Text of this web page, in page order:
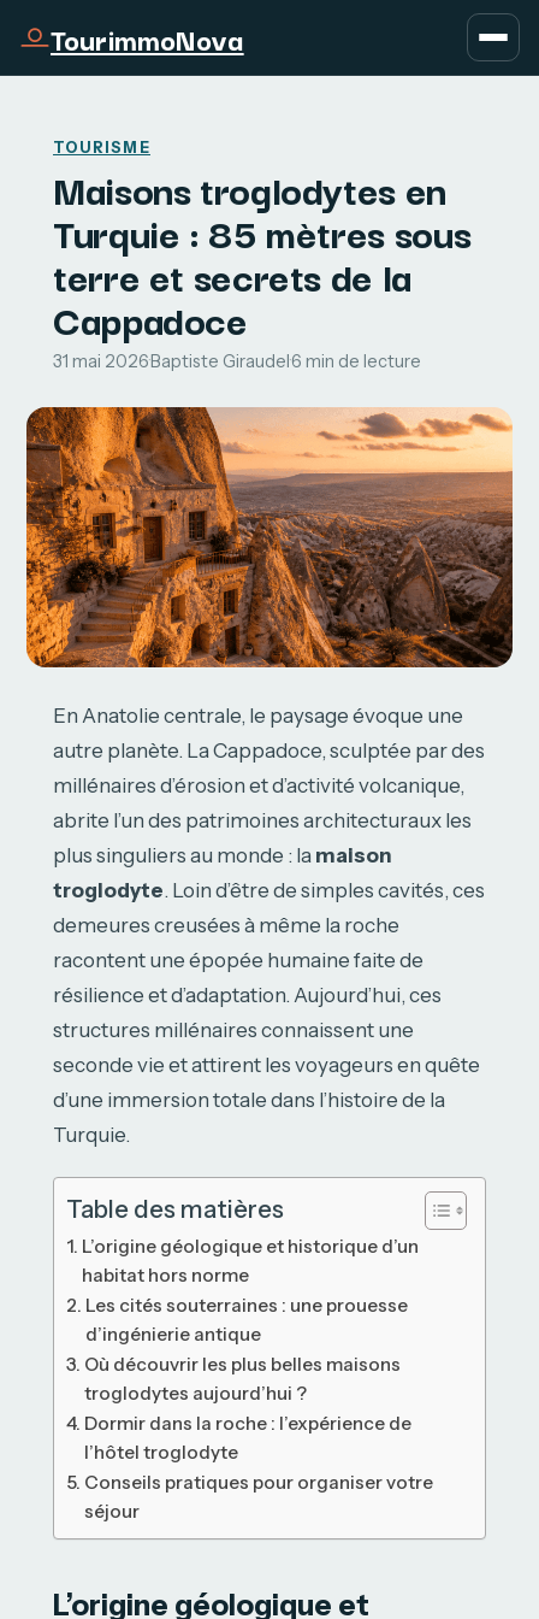
TourimmoNova
TOURISME
Maisons troglodytes en
Turquie : 85 mètres sous
terre et secrets de la
Cappadoce
31 mai 2026·Baptiste Giraudel·6 min de lecture
En Anatolie centrale, le paysage évoque une
autre planète. La Cappadoce, sculptée par des
millénaires d’érosion et d’activité volcanique,
abrite l’un des patrimoines architecturaux les
plus singuliers au monde : la maison
troglodyte. Loin d’être de simples cavités, ces
demeures creusées à même la roche
racontent une épopée humaine faite de
résilience et d’adaptation. Aujourd’hui, ces
structures millénaires connaissent une
seconde vie et attirent les voyageurs en quête
d’une immersion totale dans l’histoire de la
Turquie.
Table des matières
L’origine géologique et historique d’un
habitat hors norme
Les cités souterraines : une prouesse
d’ingénierie antique
Où découvrir les plus belles maisons
troglodytes aujourd’hui ?
Dormir dans la roche : l’expérience de
l’hôtel troglodyte
Conseils pratiques pour organiser votre
séjour
L’origine géologique et